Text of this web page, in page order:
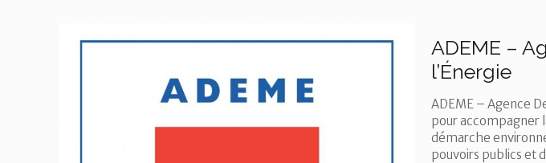
ADEME –
l’Énergie
ADEME – Agence
pour accompagner
démarche
pouvoirs publics et